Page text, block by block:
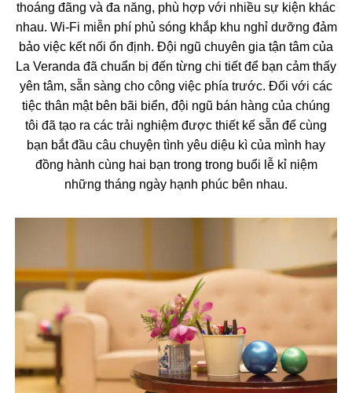
thoáng đãng và đa năng, phù hợp với nhiều sự kiện khác
nhau. Wi-Fi miễn phí phủ sóng khắp khu nghỉ dưỡng đảm
bảo việc kết nối ổn định. Đội ngũ chuyên gia tận tâm của
La Veranda đã chuẩn bị đến từng chi tiết để bạn cảm thấy
yên tâm, sẵn sàng cho công việc phía trước. Đối với các
tiệc thân mật bên bãi biển, đội ngũ bán hàng của chúng
tôi đã tạo ra các trải nghiệm được thiết kế sẵn để cùng
bạn bắt đầu câu chuyện tình yêu diệu kì của mình hay
đồng hành cùng hai bạn trong trong buổi lễ kỉ niệm
những tháng ngày hạnh phúc bên nhau.